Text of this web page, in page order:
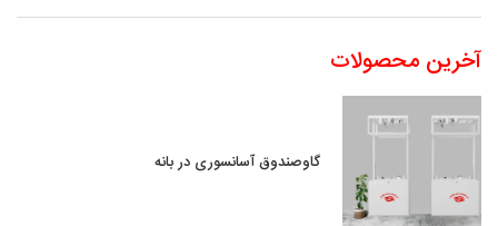
آخرین محصولات
گاوصندوق آسانسوری در بانه